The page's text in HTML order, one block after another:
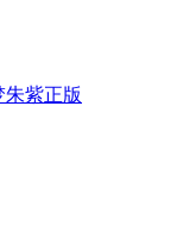
朱紫正版